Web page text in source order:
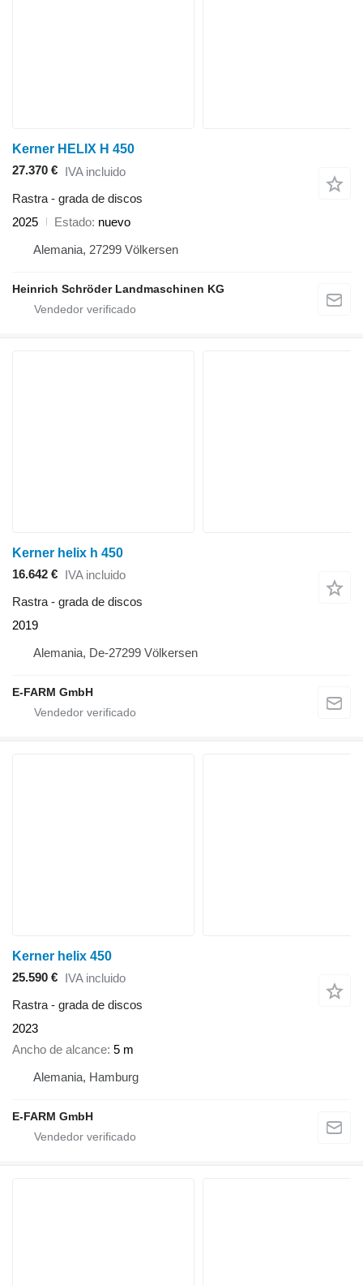
Kerner HELIX H 450
27.370 € IVA incluido
Rastra - grada de discos
2025
Estado nuevo
Alemania, 27299 Völkersen
Heinrich Schröder Landmaschinen KG
Kerner helix h 450
16.642 € IVA incluido
Rastra - grada de discos
2019
Alemania, De-27299 Völkersen
E-FARM GmbH
Kerner helix 450
25.590 € IVA incluido
Rastra - grada de discos
2023
Ancho de alcance 5 m
Alemania, Hamburg
E-FARM GmbH